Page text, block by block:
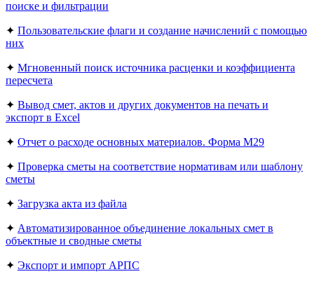
поиске и фильтрации
✦ Пользовательские флаги и создание начислений с помощью
них
✦ Мгновенный поиск источника расценки и коэффициента
пересчета
✦ Вывод смет, актов и других документов на печать и
экспорт в Excel
✦ Отчет о расходе основных материалов. Форма М29
✦ Проверка сметы на соответствие нормативам или шаблону
сметы
✦ Загрузка акта из файла
✦ Автоматизированное объединение локальных смет в
объектные и сводные сметы
✦ Экспорт и импорт АРПС